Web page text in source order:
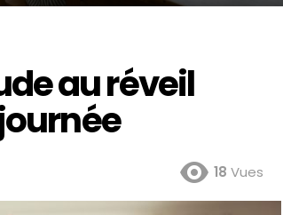
au réveil
18 Vues